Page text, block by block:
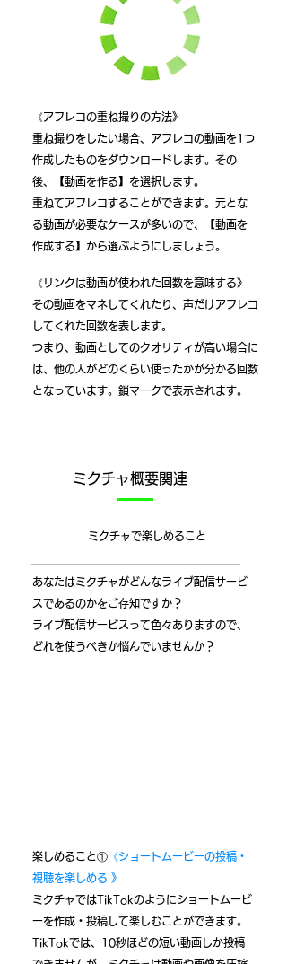
《アフレコの重ね撮りの方法》
重ね撮りをしたい場合、アフレコの動画を1つ
作成したものをダウンロードします。その
後、【動画を作る】を選択します。
​重ねてアフレコすることができます。元とな
る動画が必要なケースが多いので、【動画を
作成する】から選ぶようにしましょう。
《リンクは動画が使われた回数を意味する》
​その動画をマネしてくれたり、声だけアフレコ
してくれた回数を表します。
つまり、動画としてのクオリティが高い場合に
は、他の人がどのくらい使ったかが分かる回数
となっています。鎖マークで表示されます。​
​ミクチャ概要関連
​ミクチャで楽しめること
​あなたはミクチャがどんなライブ配信サービ
スであるのかをご存知ですか？
ライブ配信サービスって色々ありますので、
どれを使うべきか悩んでいませんか？
楽しめること① 《ショートムービーの投稿・
視聴を楽しめる 》
ミクチャではTikTokのようにショートムービ
ーを作成・投稿して楽しむことができます。
TikTokでは、10秒ほどの短い動画しか投稿